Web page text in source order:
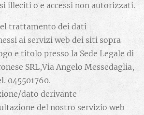
illeciti o e accessi non autorizzati.
trattamento dei dati
ai servizi web dei siti sopra
e titolo presso la Sede Legale di
SRL,Via Angelo Messedaglia,
045501760.
dato derivante
del nostro servizio web